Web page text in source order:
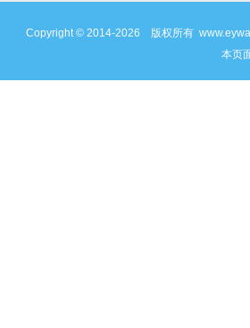
Copyright © 2014-2026 版权所有
本页